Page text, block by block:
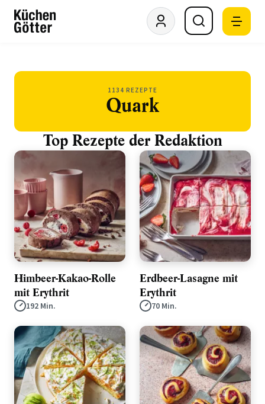
1134 REZEPTE
Quark
Top Rezepte der Redaktion
Himbeer-Kakao-Rolle
mit Erythrit
192 Min.
Erdbeer-Lasagne mit
Erythrit
70 Min.